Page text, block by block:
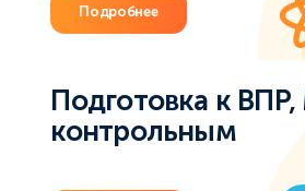
Подробнее
Подготовка к
контрольным